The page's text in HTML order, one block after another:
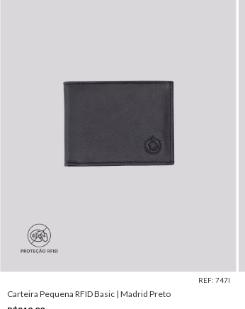
REF: 747I
Carteira Pequena RFID Basic | Madrid Preto